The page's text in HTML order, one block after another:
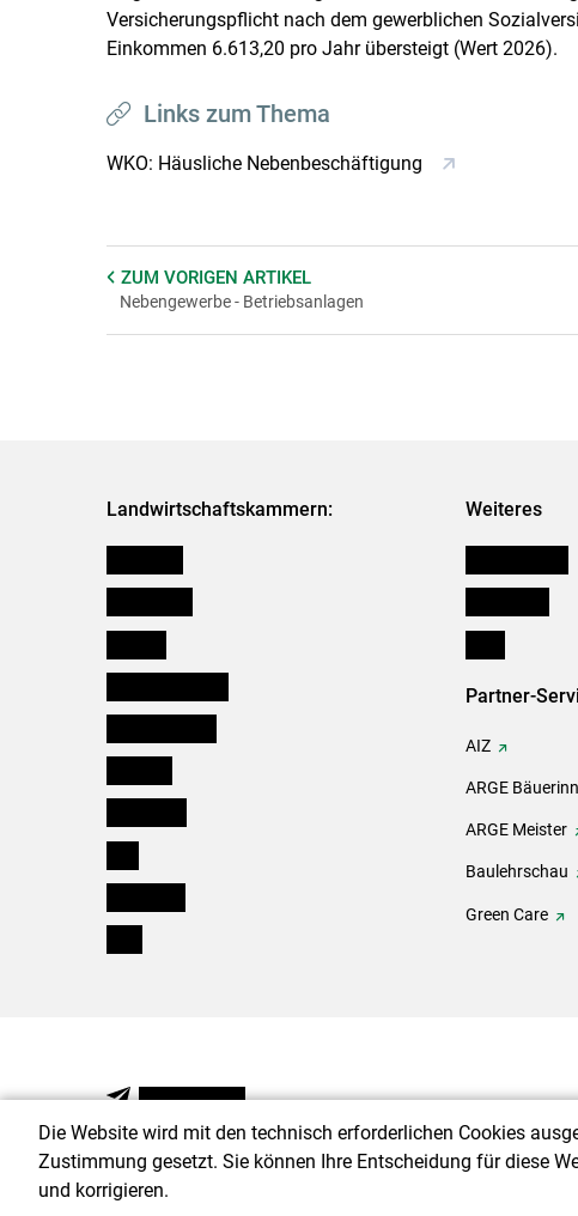
Versicherungspflicht nach dem gewerblichen
Einkommen 6.613,20 pro Jahr übersteigt (Wert 2026).
Links zum Thema
WKO: Häusliche Nebenbeschäftigung
ZUM VORIGEN ARTIKEL
Nebengewerbe - Betriebsanlagen
Landwirtschaftskammern: Weiteres
Partner-
AIZ
ARGE
ARGE Meister
Baulehrschau
Green Care
NEWSLETTER
Die Website wird mit den technisch erforderlichen Cookies
Zustimmung gesetzt. Sie können Ihre Entscheidung für diese
und korrigieren.